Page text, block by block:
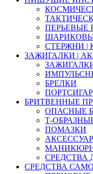
ПЕРЬЕВЫЕ
СТЕРЖНИ |
ЗАЖИГАЛКИ |
ЗАЖИГАЛКИ
БРЕЛКИ
БРИТВЕННЫЕ
ОПАСНЫЕ
Т-
ПОМАЗКИ
СРЕДСТВА
СРЕДСТВА